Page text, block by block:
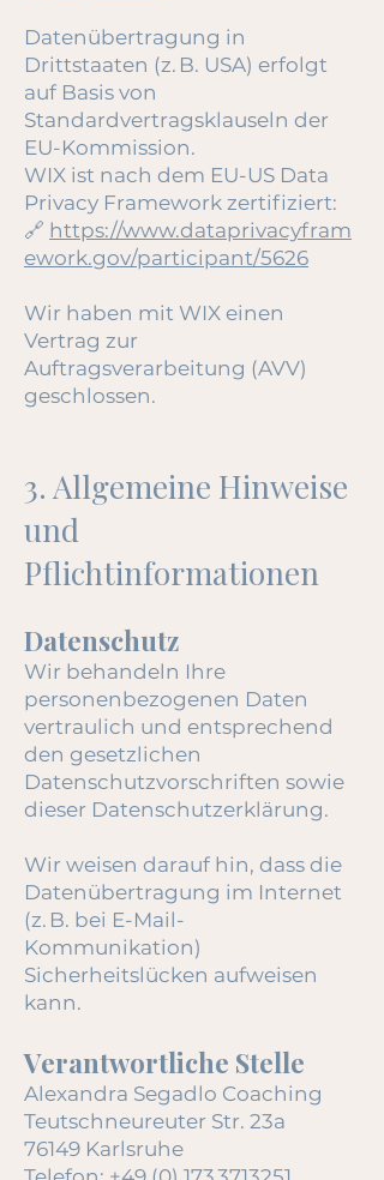
Datenübertragung in
Drittstaaten (z. B. USA) erfolgt
auf Basis von
Standardvertragsklauseln der
EU-Kommission.
WIX ist nach dem EU-US Data
Privacy Framework zertifiziert:
🔗 https://www.dataprivacyfram
ework.gov/participant/5626
Wir haben mit WIX einen
Vertrag zur
Auftragsverarbeitung (AVV)
geschlossen.
3. Allgemeine Hinweise
und
Pflichtinformationen
Datenschutz
Wir behandeln Ihre
personenbezogenen Daten
vertraulich und entsprechend
den gesetzlichen
Datenschutzvorschriften sowie
dieser Datenschutzerklärung.
Wir weisen darauf hin, dass die
Datenübertragung im Internet
(z. B. bei E-Mail-
Kommunikation)
Sicherheitslücken aufweisen
kann.
Verantwortliche Stelle
Alexandra Segadlo Coaching
Teutschneureuter Str. 23a
76149 Karlsruhe